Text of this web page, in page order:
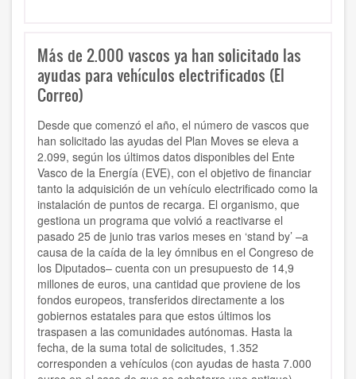
Más de 2.000 vascos ya han solicitado las
ayudas para vehículos electrificados (El
Correo)
Desde que comenzó el año, el número de vascos que
han solicitado las ayudas del Plan Moves se eleva a
2.099, según los últimos datos disponibles del Ente
Vasco de la Energía (EVE), con el objetivo de financiar
tanto la adquisición de un vehículo electrificado como la
instalación de puntos de recarga. El organismo, que
gestiona un programa que volvió a reactivarse el
pasado 25 de junio tras varios meses en ‘stand by’ –a
causa de la caída de la ley ómnibus en el Congreso de
los Diputados– cuenta con un presupuesto de 14,9
millones de euros, una cantidad que proviene de los
fondos europeos, transferidos directamente a los
gobiernos estatales para que estos últimos los
traspasen a las comunidades autónomas. Hasta la
fecha, de la suma total de solicitudes, 1.352
corresponden a vehículos (con ayudas de hasta 7.000